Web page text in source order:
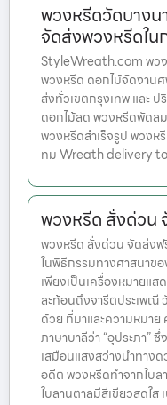
พวงหรีดวัดบางน
จัดส่งพวงหรีดใน
StyleWreath.com พว
พวงหรีด ดอกไม้จัดงาน
ส่งทั่วเขตกรุงเทพ และ
ดอกไม้สด พวงหรีดพัดล
พวงหรีดสำเร็จรูป พวง
ทม Wreath delivery
พวงหรีด สั่งด่วน
พวงหรีด สั่งด่วน จัดส่ง
ในพิธีกรรมทางศาสนาขอ
เพียงเป็นเครื่องหมายแ
สะท้อนถึงจารีตประเพณี
ด้วย ที่มาและความหมาย
ภาษาบาลีว่า “อุประภา”
เสมือนแสงสว่างนำทา
อดีต พวงหรีดทำจากใบล
ใบลานตาลมีสีเขียวสดใส